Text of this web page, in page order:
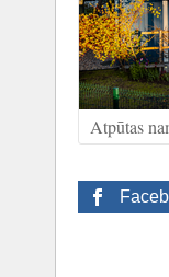
Pasūtītājs LR
• Dzīvojamo
Skat.
Būvprojektu
• VAS
Pasūtītājs
Atpūtas